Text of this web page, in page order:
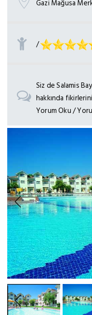
Gazi Mağusa
/
Siz de Salamis
hakkında
Yorum Oku /
Previous